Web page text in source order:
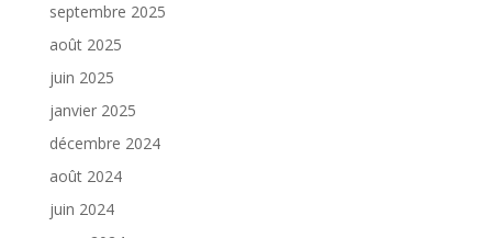
septembre 2025
août 2025
juin 2025
janvier 2025
décembre 2024
août 2024
juin 2024